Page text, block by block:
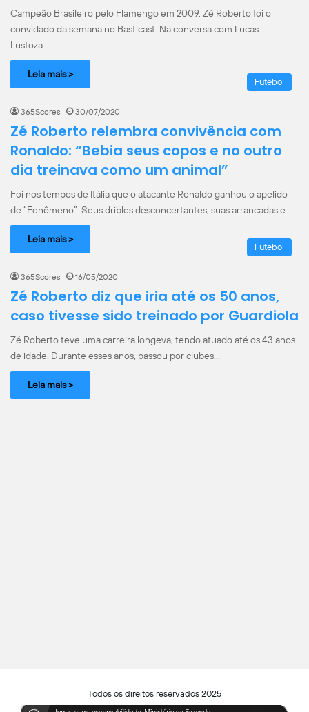
Campeão Brasileiro pelo Flamengo em 2009, Zé Roberto foi o
convidado da semana no Basticast. Na conversa com Lucas
Lustoza…
Leia mais >
Futebol
365Scores 30/07/2020
Zé Roberto relembra convivência com
Ronaldo: “Bebia seus copos e no outro
dia treinava como um animal”
Foi nos tempos de Itália que o atacante Ronaldo ganhou o apelido
de “Fenômeno”. Seus dribles desconcertantes, suas arrancadas e…
Leia mais >
Futebol
365Scores 16/05/2020
Zé Roberto diz que iria até os 50 anos,
caso tivesse sido treinado por Guardiola
Zé Roberto teve uma carreira longeva, tendo atuado até os 43 anos
de idade. Durante esses anos, passou por clubes…
Leia mais >
Todos os direitos reservados 2025